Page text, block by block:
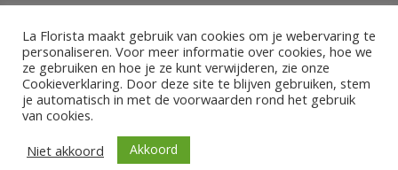
© La Florista. 2022. All Rights Reserved
La Florista maakt gebruik van cookies om je webervaring te
personaliseren. Voor meer informatie over cookies, hoe we
ze gebruiken en hoe je ze kunt verwijderen, zie onze
Cookieverklaring. Door deze site te blijven gebruiken, stem
je automatisch in met de voorwaarden rond het gebruik
van cookies.
Niet akkoord
Akkoord